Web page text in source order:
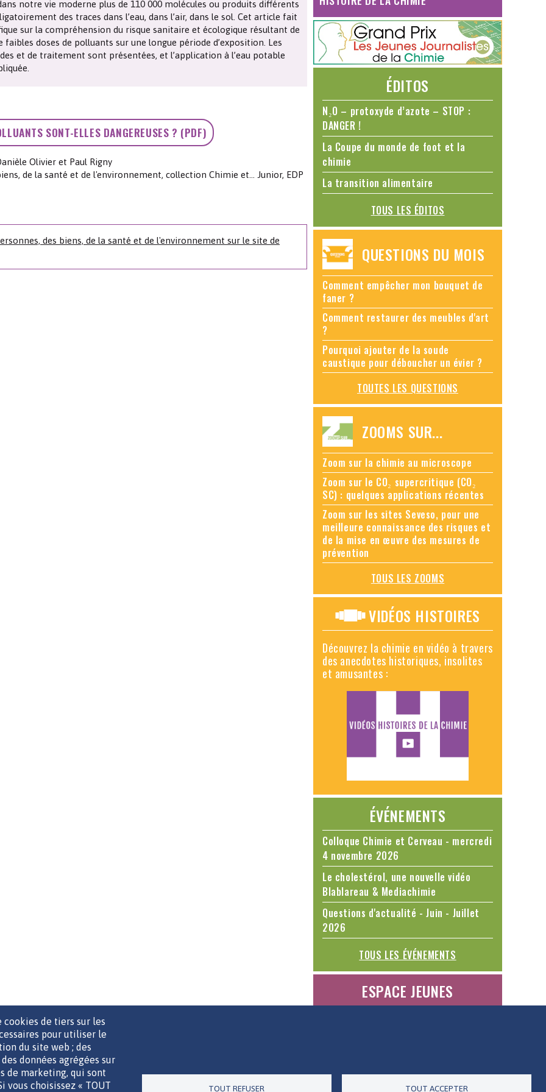
notre vie moderne plus de 110 000 molécules ou produits différents
des traces dans l’eau, dans l’air, dans le sol. Cet article fait
sur la compréhension du risque sanitaire et écologique résultant de
faibles doses de polluants sur une longue période d’exposition. Les
et de traitement sont présentées, et l’application à l’eau potable
SONT-ELLES DANGEREUSES ? (PDF)
Olivier et Paul Rigny
de la santé et de l'environnement, collection Chimie et... Junior, EDP
des biens, de la santé et de l'environnement sur le site de
ÉDITOS
N₂O – protoxyde d’azote – STOP :
DANGER !
La Coupe du monde de foot et la
chimie
La transition alimentaire
TOUS LES ÉDITOS
QUESTIONS DU MOIS
Comment empêcher mon bouquet de
faner ?
Comment restaurer des meubles d'art
?
Pourquoi ajouter de la soude
caustique pour déboucher un évier ?
TOUTES LES QUESTIONS
ZOOMS SUR...
Zoom sur la chimie au microscope
Zoom sur le CO₂ supercritique (CO₂
SC) : quelques applications récentes
Zoom sur les sites Seveso, pour une
meilleure connaissance des risques et
de la mise en œuvre des mesures de
prévention
TOUS LES ZOOMS
VIDÉOS HISTOIRES
Découvrez la chimie en vidéo à travers
des anecdotes historiques, insolites
et amusantes :
ÉVÉNEMENTS
Colloque Chimie et Cerveau - mercredi
4 novembre 2026
Le cholestérol, une nouvelle vidéo
Blablareau & Mediachimie
Questions d'actualité - Juin - Juillet
2026
TOUS LES ÉVÉNEMENTS
ESPACE JEUNES
DE COMMUNICATION
cookies de tiers sur les
pour utiliser le
du site web ; des
données agrégées sur
de marketing, qui sont
vous choisissez « TOUT
TOUT REFUSER TOUT ACCEPTER
Les chimistes dans...
Réactions en un clin d’oeil
Enseignement
Chimie et Notre-Dame